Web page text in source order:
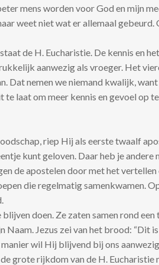
mens worden voor God en mijn
weet niet wat er allemaal gebeurd.
de H. Eucharistie. De kennis en
aanwezig als vroeger. Het
Dat nemen we niemand kwalijk,
laat om meer kennis en gevoel op
riep Hij als eerste twaalf
kunt geloven. Daar heb je andere
de apostelen door met het vertellen
die regelmatig samenkwamen.
doen. Ze zaten samen rond een
Jezus zei van het brood: “Dit is
wil Hij blijvend bij ons
grote rijkdom van de H. Eucharistie